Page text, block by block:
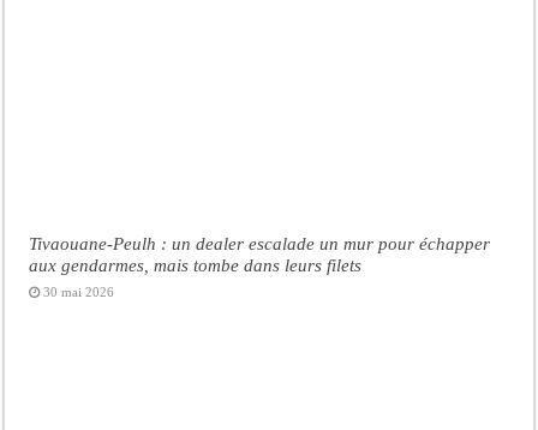
Tivaouane-Peulh : un dealer escalade un mur pour échapper
aux gendarmes, mais tombe dans leurs filets
30 mai 2026